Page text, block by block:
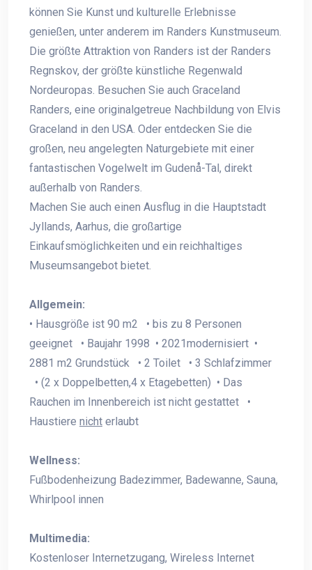
können Sie Kunst und kulturelle Erlebnisse
genießen, unter anderem im Randers Kunstmuseum.
Die größte Attraktion von Randers ist der Randers
Regnskov, der größte künstliche Regenwald
Nordeuropas. Besuchen Sie auch Graceland
Randers, eine originalgetreue Nachbildung von Elvis
Graceland in den USA. Oder entdecken Sie die
großen, neu angelegten Naturgebiete mit einer
fantastischen Vogelwelt im Gudenå-Tal, direkt
außerhalb von Randers.
Machen Sie auch einen Ausflug in die Hauptstadt
Jyllands, Aarhus, die großartige
Einkaufsmöglichkeiten und ein reichhaltiges
Museumsangebot bietet.
Allgemein:
• Hausgröße ist 90 m2 • bis zu 8 Personen
geeignet • Baujahr 1998 • 2021modernisiert •
2881 m2 Grundstück • 2 Toilet • 3 Schlafzimmer
• (2 x Doppelbetten,4 x Etagebetten) • Das
Rauchen im Innenbereich ist nicht gestattet •
Haustiere nicht erlaubt
Wellness:
Fußbodenheizung Badezimmer, Badewanne, Sauna,
Whirlpool innen
Multimedia:
Kostenloser Internetzugang, Wireless Internet